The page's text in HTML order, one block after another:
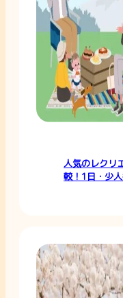
人気のレクリ
較！1日・少